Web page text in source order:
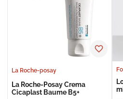
La Roche-posay
La Roche-Posay Crema
Cicaplast Baume B5+